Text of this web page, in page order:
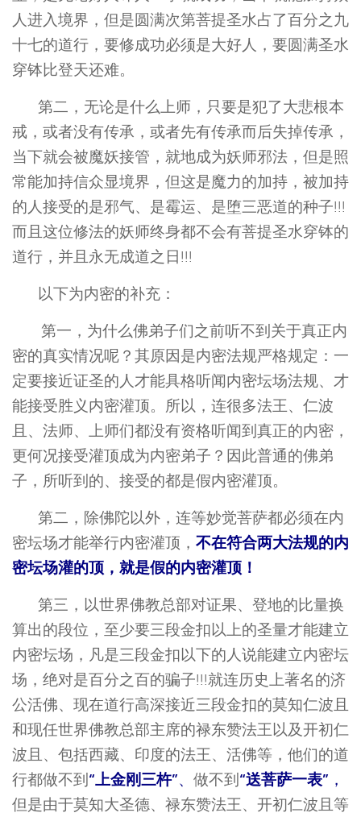
人进入境界，但是圆满次第菩提圣水占了百分之九
十七的道行，要修成功必须是大好人，要圆满圣水
穿钵比登天还难。
第二，无论是什么上师，只要是犯了大悲根本
戒，或者没有传承，或者先有传承而后失掉传承，
当下就会被魔妖接管，就地成为妖师邪法，但是照
常能加持信众显境界，但这是魔力的加持，被加持
的人接受的是邪气、是霉运、是堕三恶道的种子!!!
而且这位修法的妖师终身都不会有菩提圣水穿钵的
道行，并且永无成道之日!!!
以下为内密的补充：
第一，为什么佛弟子们之前听不到关于真正内
密的真实情况呢？其原因是内密法规严格规定：一
定要接近证圣的人才能具格听闻内密坛场法规、才
能接受胜义内密灌顶。所以，连很多法王、仁波
且、法师、上师们都没有资格听闻到真正的内密，
更何况接受灌顶成为内密弟子？因此普通的佛弟
子，所听到的、接受的都是假内密灌顶。
第二，除佛陀以外，连等妙觉菩萨都必须在内
密坛场才能举行内密灌顶， 不在符合两大法规的内
密坛场灌的顶，就是假的内密灌顶！
第三，以世界佛教总部对证果、登地的比量换
算出的段位，至少要三段金扣以上的圣量才能建立
内密坛场，凡是三段金扣以下的人说能建立内密坛
场，绝对是百分之百的骗子!!!就连历史上著名的济
公活佛、现在道行高深接近三段金扣的莫知仁波且
和现任世界佛教总部主席的禄东赞法王以及开初仁
波且、包括西藏、印度的法王、活佛等，他们的道
行都做不到 “上金刚三杵”、 做不到 “送菩萨一表” ，
但是由于莫知大圣德、禄东赞法王、开初仁波且等